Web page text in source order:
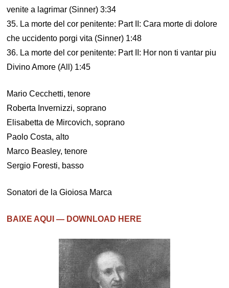
venite a lagrimar (Sinner) 3:34
35. La morte del cor penitente: Part II: Cara morte di dolore
che uccidento porgi vita (Sinner) 1:48
36. La morte del cor penitente: Part II: Hor non ti vantar piu
Divino Amore (All) 1:45
Mario Cecchetti, tenore
Roberta Invernizzi, soprano
Elisabetta de Mircovich, soprano
Paolo Costa, alto
Marco Beasley, tenore
Sergio Foresti, basso
Sonatori de la Gioiosa Marca
BAIXE AQUI — DOWNLOAD HERE